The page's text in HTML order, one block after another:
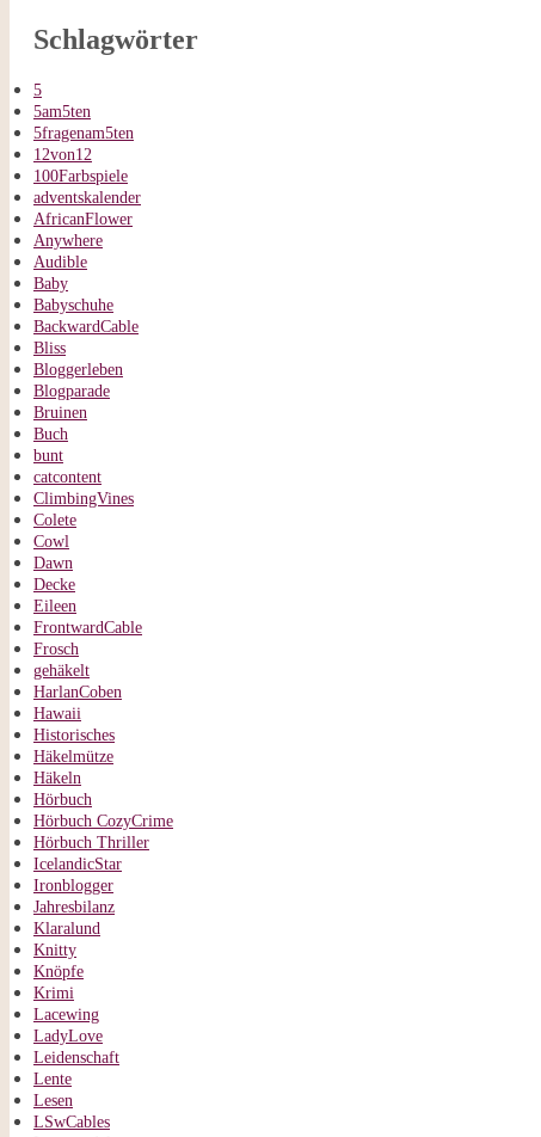
Schlagwörter
5
5am5ten
5fragenam5ten
12von12
100Farbspiele
adventskalender
AfricanFlower
Anywhere
Audible
Baby
Babyschuhe
BackwardCable
Bliss
Bloggerleben
Blogparade
Bruinen
Buch
bunt
catcontent
ClimbingVines
Colete
Cowl
Dawn
Decke
Eileen
FrontwardCable
Frosch
gehäkelt
HarlanCoben
Hawaii
Historisches
Häkelmütze
Häkeln
Hörbuch
Hörbuch CozyCrime
Hörbuch Thriller
IcelandicStar
Ironblogger
Jahresbilanz
Klaralund
Knitty
Knöpfe
Krimi
Lacewing
LadyLove
Leidenschaft
Lente
Lesen
LSwCables